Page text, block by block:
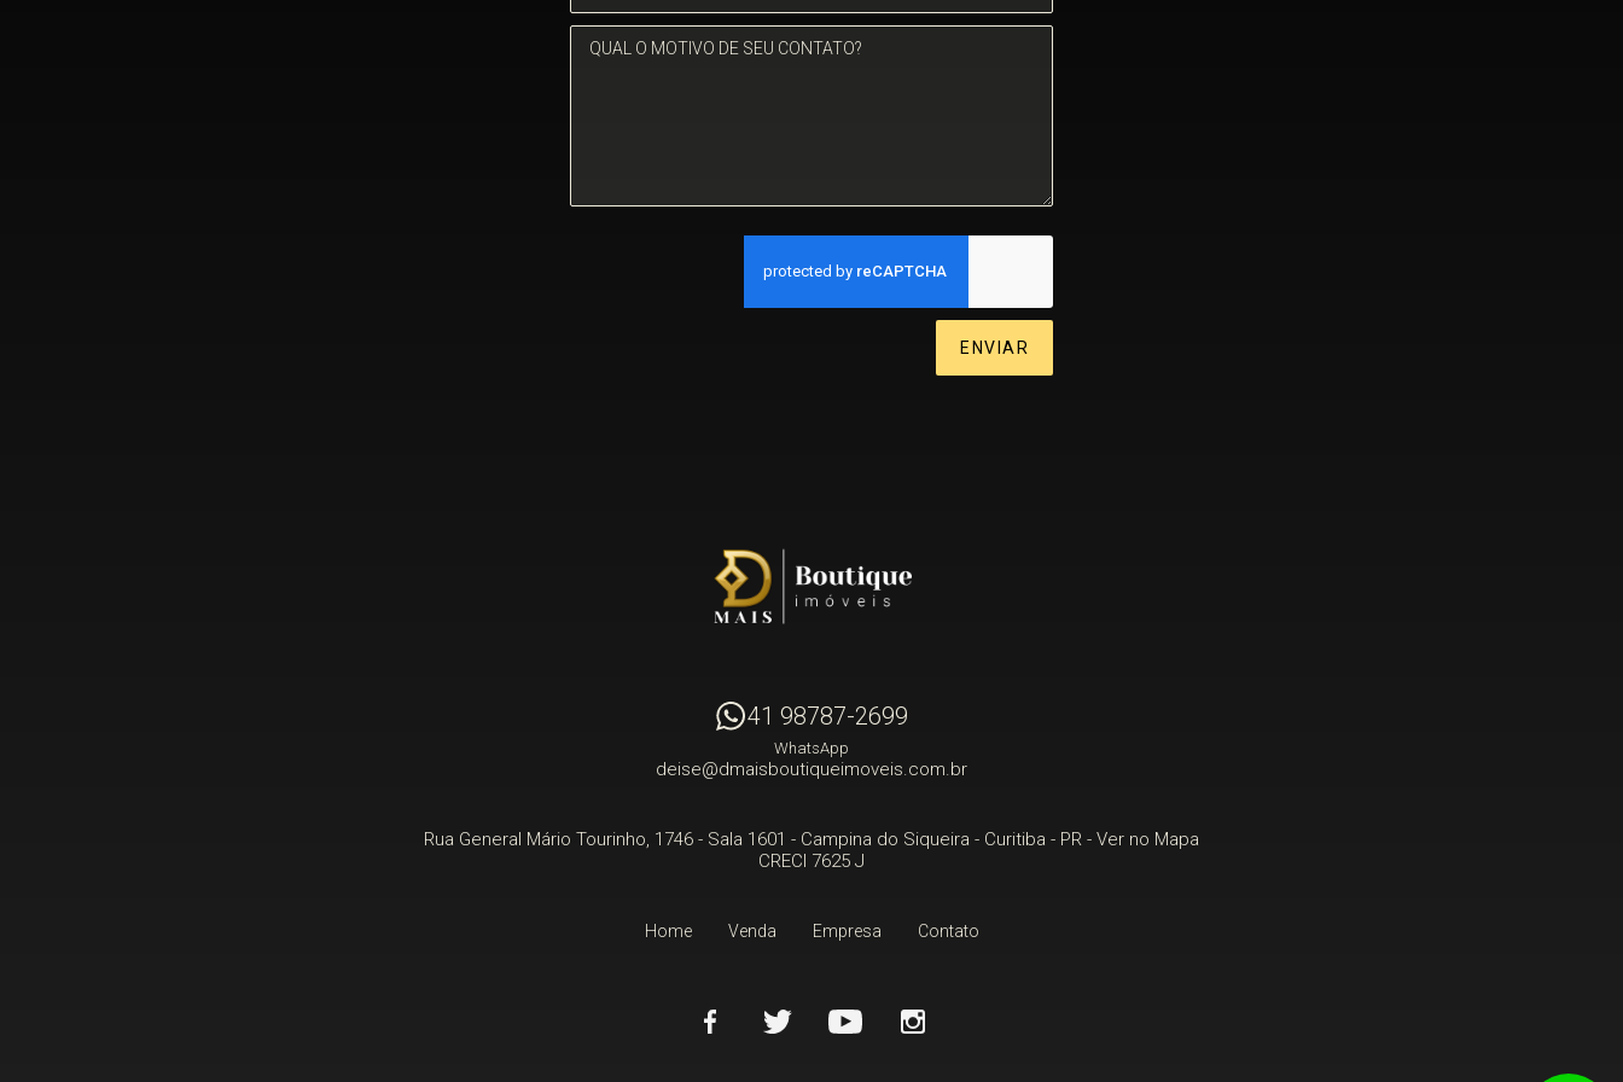
ENVIAR
41 98787-2699
WhatsApp
deise@dmaisboutiqueimoveis.com.br
Rua General Mário Tourinho, 1746 - Sala 1601 - Campina do Siqueira - Curitiba - PR - Ver no Mapa
CRECI 7625 J
Home Venda Empresa Contato